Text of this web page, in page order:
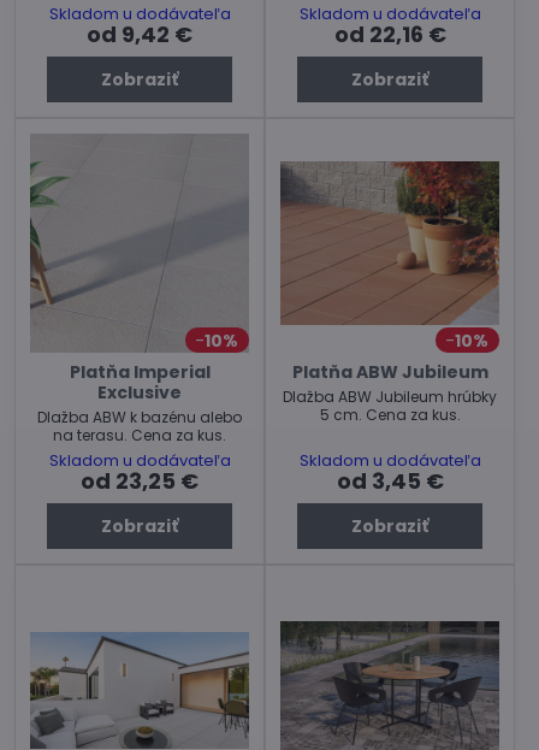
Skladom u dodávateľa
od 9,42 €
Zobraziť
Skladom u dodávateľa
od 22,16 €
Zobraziť
10%
Platňa Imperial
Exclusive
Dlažba ABW k bazénu alebo
na terasu. Cena za kus.
Skladom u dodávateľa
od 23,25 €
Zobraziť
10%
Platňa ABW Jubileum
Dlažba ABW Jubileum hrúbky
5 cm. Cena za kus.
Skladom u dodávateľa
od 3,45 €
Zobraziť